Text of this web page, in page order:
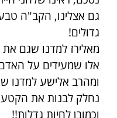
גם אצלינו, הקב"ה טבע
גדולים!
מאלירז למדנו שגם
אלו שמעידים על
ומהרב אלישע למדנו
נחלק לבנות את
וכמובן לחיות גדלות!!